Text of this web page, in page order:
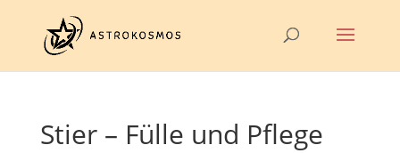
Stier – Fülle und Pflege